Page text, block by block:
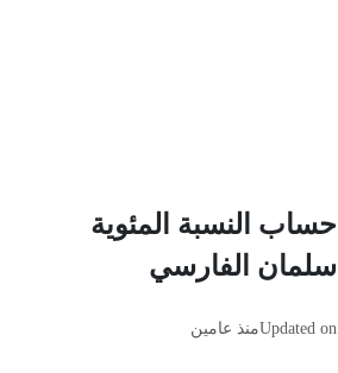
حساب النسبة المئوية
سلمان الفارسي
Updated onمنذ عامين